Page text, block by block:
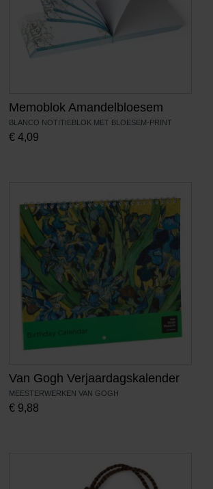
Memoblok Amandelbloesem
BLANCO NOTITIEBLOK MET BLOESEM-PRINT
€ 4,09
Van Gogh Verjaardagskalender
MEESTERWERKEN VAN GOGH
€ 9,88